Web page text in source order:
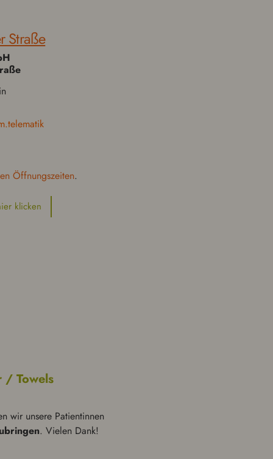
Straße
Öff­nungszeit­en.
klicken
/ Towels
wir unsere Pati­entin­nen
. Vielen Dank!